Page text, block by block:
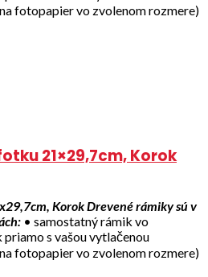
fotopapier vo zvolenom rozmere)
21×29,7cm, Korok
KorokDrevené rámiky sú v
• samostatný rámik vo
s vašou vytlačenou
fotopapier vo zvolenom rozmere)